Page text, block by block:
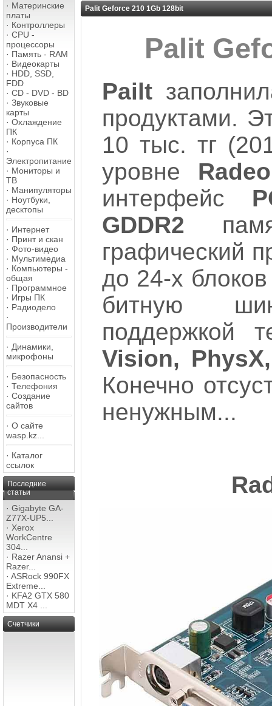
· Материнские
платы
· Контроллеры
· CPU -
процессоры
· Память - RAM
· Видеокарты
· HDD, SSD,
FDD
· CD - DVD - BD
· Звуковые
карты
· Охлаждение
ПК
· Корпуса ПК
·
Электропитание
· Мониторы и
ТВ
· Манипуляторы
· Ноутбуки,
десктопы
· Интернет
· Принт и скан
· Фото-видео
· Мультимедиа
· Компьютеры -
общая
· Программное
· Игры ПК
· Радиодело
·
Производители
· Динамики,
микрофоны
· Безопасность
· Телефония
· Создание
сайтов
· О сайте
wasp.kz...
· Каталог
ссылок
Последние
статьи
· Gigabyte GA-
Z77X-UP5...
· Xerox
WorkCentre
304...
· Razer Anansi +
Razer...
· ASRock 990FX
Extreme...
· KFA2 GTX 580
MDT X4 ...
Счетчики
Palit Geforce 210 1Gb 128bit
Palit
Pailt
продуктами.
10 тыс. тг
уровне
интерфейс
GDDR2
графический
до 24-х
битную
поддержкой
Vision,
Конечно
ненужным...